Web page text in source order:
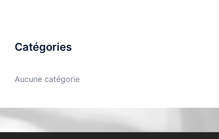
Catégories
Aucune catégorie